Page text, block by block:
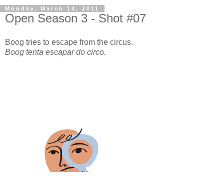
Monday, March 14, 2011
Open Season 3 - Shot #07
Boog tries to escape from the circus.
Boog tenta escapar do circo.